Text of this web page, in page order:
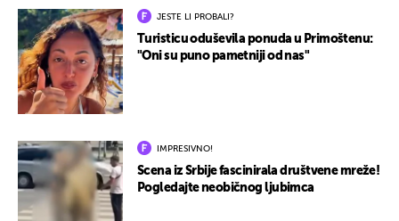
JESTE LI PROBALI?
Turisticu oduševila ponuda u Primoštenu:
"Oni su puno pametniji od nas"
IMPRESIVNO!
Scena iz Srbije fascinirala društvene mreže!
Pogledajte neobičnog ljubimca